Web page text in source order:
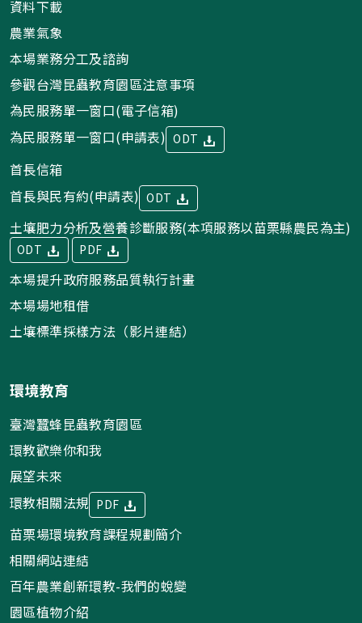
資料下載
農業氣象
本場業務分工及諮詢
參觀台灣昆蟲教育園區注意事項
為民服務單一窗口(電子信箱)
為民服務單一窗口(申請表) ODT
首長信箱
首長與民有約(申請表) ODT
土壤肥力分析及營養診斷服務(本項服務以苗栗縣農民為主)
ODT PDF
本場提升政府服務品質執行計畫
本場場地租借
土壤標準採樣方法（影片連結）
環境教育
臺灣蠶蜂昆蟲教育園區
環教歡樂你和我
展望未來
環教相關法規 PDF
苗栗場環境教育課程規劃簡介
相關網站連結
百年農業創新環教-我們的蛻變
園區植物介紹